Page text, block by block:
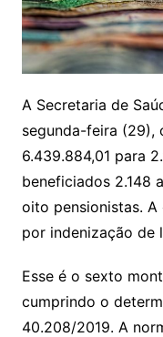
A Secretaria de
segunda-feira (29),
6.439.884,01 para
beneficiados 2.148
oito pensionistas. A
por indenização de
Esse é o sexto
cumprindo o
40.208/2019. A